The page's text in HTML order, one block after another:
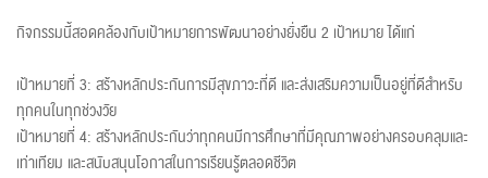
กิจกรรมนี้สอดคล้องกับเป้าหมายการพัฒนาอย่างยั่งยืน 2 เป้าหมาย ได้แก่
เป้าหมายที่ 3: สร้างหลักประกันการมีสุขภาวะที่ดี และส่งเสริมความเป็นอยู่ที่ดีสำหรับ
ทุกคนในทุกช่วงวัย
เป้าหมายที่ 4: สร้างหลักประกันว่าทุกคนมีการศึกษาที่มีคุณภาพอย่างครอบคลุมและ
เท่าเทียม และสนับสนุนโอกาสในการเรียนรู้ตลอดชีวิต